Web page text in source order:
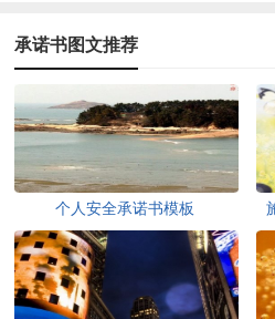
承诺书图文推荐
个人安全承诺书模板